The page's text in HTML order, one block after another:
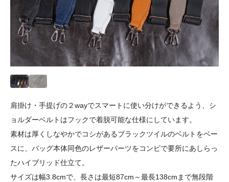
肩掛け・手提げの２wayでスマートに使い分けができるよう、シ
ョルダーベルトはフックで着脱可能な仕様にしています。
素材は厚くしなやかでコシがあるブラックツイルのベルトをベー
スに、バッグ本体同色のレザーパーツをコンビで要所にあしらっ
たハイブリッド仕立て。
サイズは幅3.8cmで、長さは最短87cm～最長138cmまで無段階